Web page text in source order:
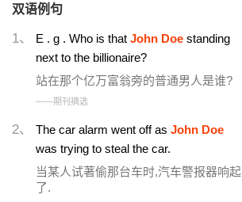
双语例句
1、 E . g . Who is that John Doe standing
next to the billionaire?
站在那个亿万富翁旁的普通男人是谁?
——期刊摘选
2、 The car alarm went off as John Doe
was trying to steal the car.
当某人试著偷那台车时,汽车警报器响起
了.